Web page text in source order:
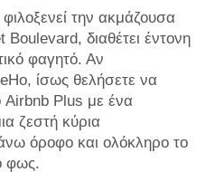
την ακμάζουσα
διαθέτει έντονη
φαγητό. Αν
ίσως θελήσετε να
Airbnb Plus με ένα
ζεστή κύρια
όροφο και ολόκληρο το
φως.